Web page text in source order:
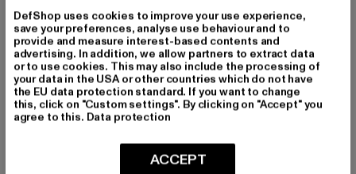
DefShop uses cookies to improve your use experience,
save your preferences, analyse use behaviour and to
provide and measure interest-based contents and
advertising. In addition, we allow partners to extract data
or to use cookies. This may also include the processing of
your data in the USA or other countries which do not have
the EU data protection standard. If you want to change
this, click on "Custom settings". By clicking on "Accept" you
agree to this. Data protection
ACCEPT